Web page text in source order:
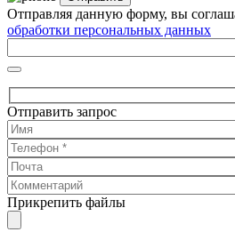
Отправляя данную форму, вы
обработки персональных данных
Отправить запрос
Прикрепить файлы